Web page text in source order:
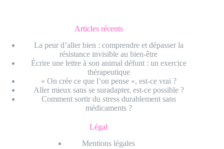
Articles récents
La peur d’aller bien : comprendre et dépasser la
résistance invisible au bien-être
Écrire une lettre à son animal défunt : un exercice
thérapeutique
« On crée ce que l’on pense », est-ce vrai ?
Aller mieux sans se suradapter, est-ce possible ?
Comment sortir du stress durablement sans
médicaments ?
Légal
Mentions légales